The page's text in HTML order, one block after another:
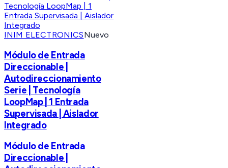
INIM ELECTRONICSNuevo
Módulo de Entrada
Direccionable |
Autodireccionamiento
Serie | Tecnología
LoopMap | 1 Entrada
Supervisada | Aislador
Integrado
Módulo de Entrada
Direccionable |